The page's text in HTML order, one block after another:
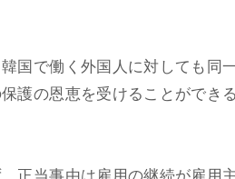
国で働く外国人に対しても同
護の恩恵を受けることができ